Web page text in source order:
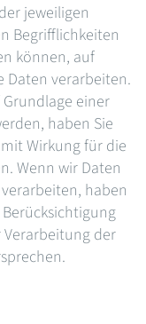
jeweiligen
Begrifflichkeiten
können, auf
Daten verarbeiten.
einer
haben Sie
Wirkung für die
Wenn wir Daten
haben
Verarbeitung der